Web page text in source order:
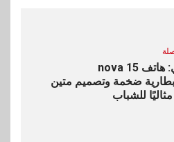
هواوي: هاتف nova 15
Max بطارية ضخمة وتصميم متين
للشباب